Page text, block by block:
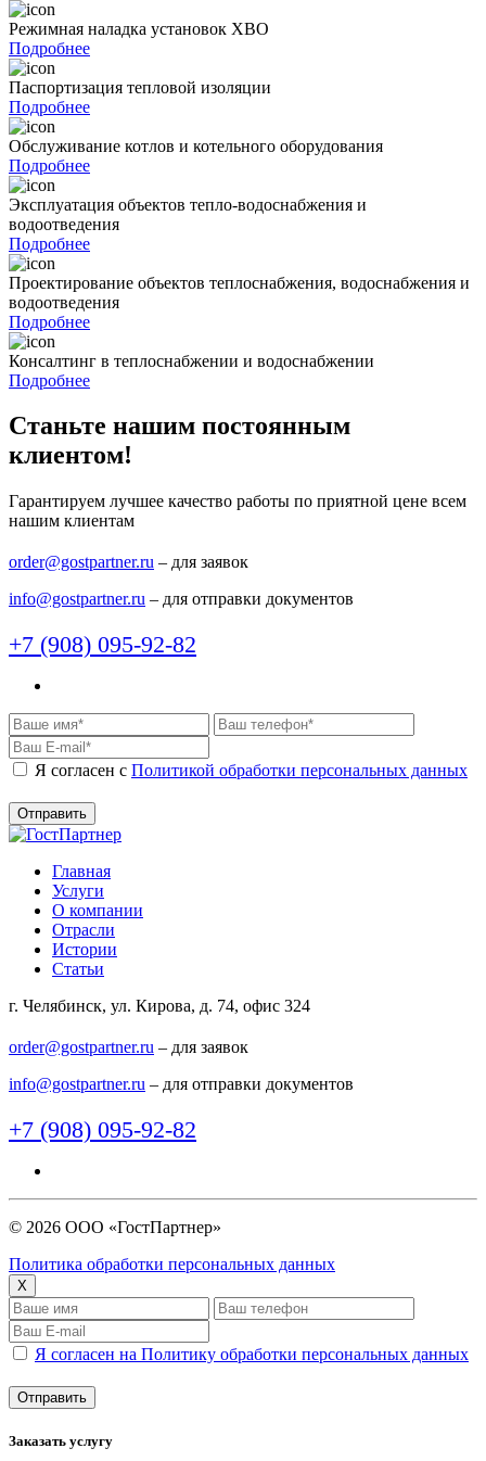
Режимная наладка установок ХВО
Подробнее
Паспортизация тепловой изоляции
Подробнее
Обслуживание котлов и котельного оборудования
Подробнее
Эксплуатация объектов тепло-водоснабжения и
водоотведения
Подробнее
Проектирование объектов теплоснабжения, водоснабжения и
водоотведения
Подробнее
Консалтинг в теплоснабжении и водоснабжении
Подробнее
Станьте нашим постоянным
клиентом!
Гарантируем лучшее качество работы по приятной цене всем
нашим клиентам
order@gostpartner.ru – для заявок
info@gostpartner.ru – для отправки документов
+7 (908) 095-92-82
Я согласен c Политикой обработки персональных данных
Главная
Услуги
О компании
Отрасли
Истории
Статьи
г. Челябинск, ул. Кирова, д. 74, офис 324
order@gostpartner.ru – для заявок
info@gostpartner.ru – для отправки документов
+7 (908) 095-92-82
© 2026 ООО «ГостПартнер»
Политика обработки персональных данных
X
Я согласен на Политику обработки персональных данных
Заказать услугу